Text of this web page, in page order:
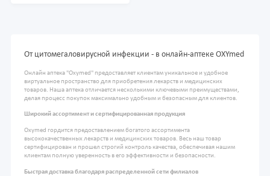
От цитомегаловирусной инфекции - в онлайн-аптеке OXYmed
Онлайн аптека "Oxymed" предоставляет клиентам уникальное и удобное
виртуальное пространство для приобретения лекарств и медицинских
товаров. Наша аптека отличается несколькими ключевыми преимуществами,
делая процесс покупок максимально удобным и безопасным для клиентов.
Широкий ассортимент и сертифицированная продукция
Oxymed гордится предоставлением богатого ассортимента
высококачественных лекарств и медицинских товаров. Весь наш товар
сертифицирован и прошел строгий контроль качества, обеспечивая нашим
клиентам полную уверенность в его эффективности и безопасности.
Быстрая доставка благодаря распределенной сети филиалов